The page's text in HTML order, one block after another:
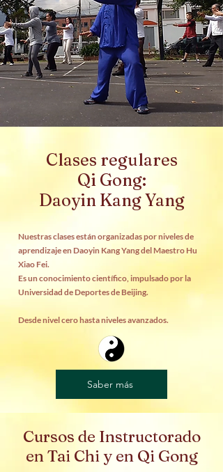
Clases regulares
Qi Gong:
Daoyin Kang Yang
Nuestras clases están organizadas por niveles de
aprendizaje en Daoyin Kang Yang del Maestro Hu
Xiao Fei.
Es un conocimiento científico, impulsado por la
Universidad de Deportes de Beijing.
Desde nivel cero hasta niveles avanzados.
Saber más
Cursos de Instructorado
en Tai Chi y en Qi Gong